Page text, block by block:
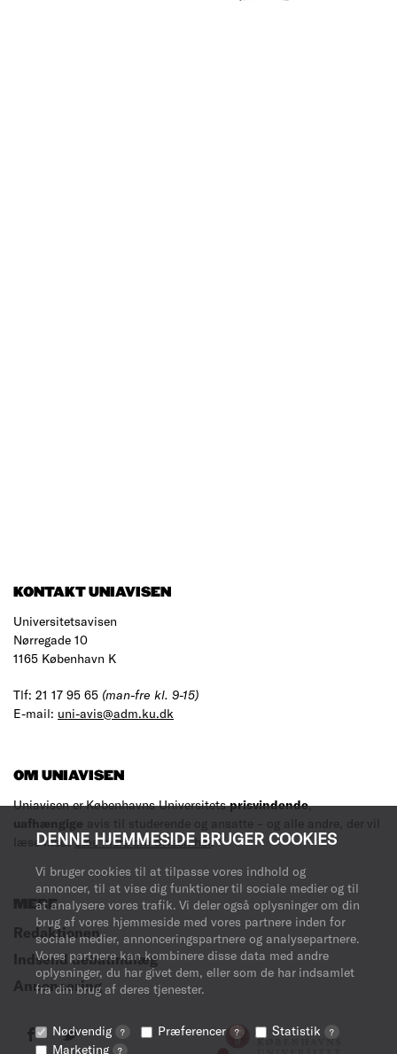
DENNE HJEMMESIDE BRUGER COOKIES
Vi bruger cookies til at tilpasse vores indhold og
annoncer, til at vise dig funktioner til sociale medier og til
at analysere vores trafik. Vi deler også oplysninger om din
brug af vores hjemmeside med vores partnere inden for
sociale medier, annonceringspartnere og analysepartnere.
Vores partnere kan kombinere disse data med andre
oplysninger, du har givet dem, eller som de har indsamlet
fra din brug af deres tjenester.
Nødvendig ? Præferencer ? Statistik ?
Marketing ?
KONTAKT UNIAVISEN
Universitetsavisen
Nørregade 10
1165 København K
Tlf: 21 17 95 65 (man-fre kl. 9-15)
E-mail: uni-avis@adm.ku.dk
OM UNIAVISEN
Uniavisen er Københavns Universitetsprisvindende,
uafhængige avis til studerende og ansatte – og alle andre, der vil
læse med.Læs mere om avisen her.
MERE
Redaktionen
Indsend debatindlæg
Annoncering